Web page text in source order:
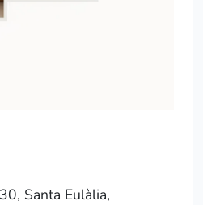
Santa Eulàlia,